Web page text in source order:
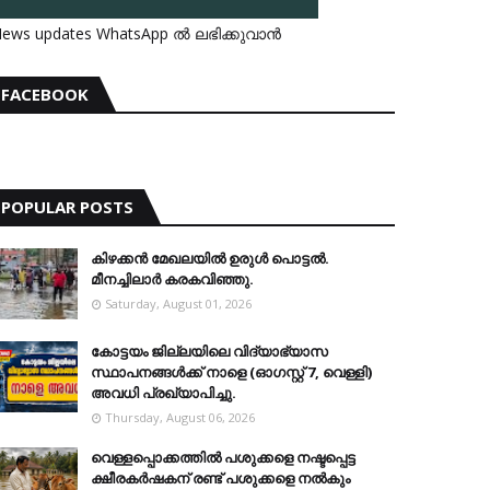
updates WhatsApp ൽ ലഭിക്കുവാൻ
FACEBOOK
POPULAR POSTS
കിഴക്കന്‍ മേഖലയില്‍ ഉരുള്‍ പൊട്ടല്‍.
മീനച്ചിലാര്‍ കരകവിഞ്ഞു.
Saturday, August 01, 2026
കോട്ടയം ജില്ലയിലെ വിദ്യാഭ്യാസ
സ്ഥാപനങ്ങള്‍ക്ക് നാളെ (ഓഗസ്റ്റ് 7, വെള്ളി)
അവധി പ്രഖ്യാപിച്ചു.
Thursday, August 06, 2026
വെള്ളപ്പൊക്കത്തില്‍ പശുക്കളെ നഷ്ടപ്പെട്ട
ക്ഷീരകര്‍ഷകന് രണ്ട് പശുക്കളെ നല്‍കും